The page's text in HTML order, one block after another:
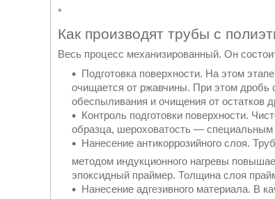
*
Как производят трубы с
Весь процесс механизированный. Он
Подготовка поверхности. На этом
очищается от ржавчины. При этом дробь
обеспыливания и очищения от остатков
Контроль подготовки поверхности.
образца, шероховатость — специальным
Нанесение антикоррозийного слоя.
методом индукционного нагревы
эпоксидный праймер. Толщина слоя
Нанесение адгезивного материала. В